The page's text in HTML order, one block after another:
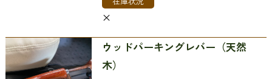
×
ウッドパーキングレバー（天然
木）